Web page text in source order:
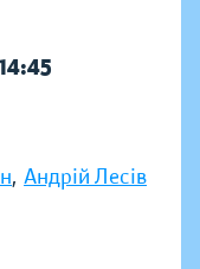
, Андрій Лесів